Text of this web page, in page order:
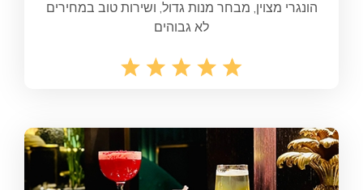
הונגרי מצוין, מבחר מנות גדול, ושירות טוב במחירים
לא גבוהים